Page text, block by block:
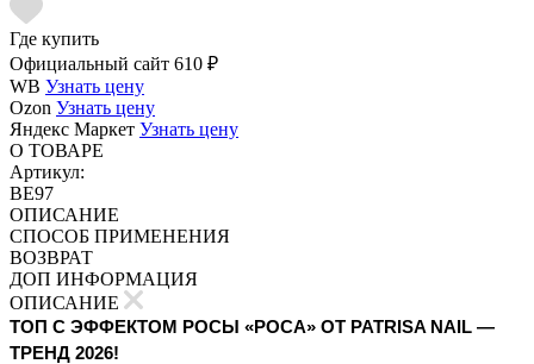
Где купить
Официальный сайт 610 ₽
WB Узнать цену
Ozon Узнать цену
Яндекс Маркет Узнать цену
О ТОВАРЕ
Артикул:
BE97
ОПИСАНИЕ
СПОСОБ ПРИМЕНЕНИЯ
ВОЗВРАТ
ДОП ИНФОРМАЦИЯ
ОПИСАНИЕ
ТОП С ЭФФЕКТОМ РОСЫ «РОСА» ОТ PATRISA NAIL —
ТРЕНД 2026!